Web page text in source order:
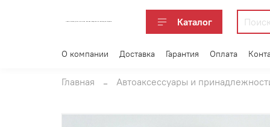
Каталог
О компании Доставка Гарантия Оплата
Главная Автоаксессуары и